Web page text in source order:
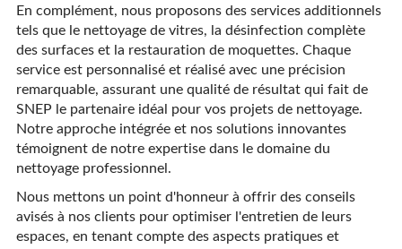
En complément, nous proposons des services additionnels
tels que le nettoyage de vitres, la désinfection complète
des surfaces et la restauration de moquettes. Chaque
service est personnalisé et réalisé avec une précision
remarquable, assurant une qualité de résultat qui fait de
SNEP le partenaire idéal pour vos projets de nettoyage.
Notre approche intégrée et nos solutions innovantes
témoignent de notre expertise dans le domaine du
nettoyage professionnel.
Nous mettons un point d'honneur à offrir des conseils
avisés à nos clients pour optimiser l'entretien de leurs
espaces, en tenant compte des aspects pratiques et